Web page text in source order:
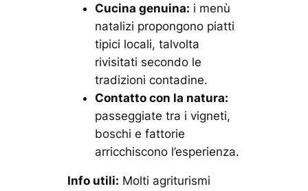
Cucina genuina: i menù
natalizi propongono piatti
tipici locali, talvolta
rivisitati secondo le
tradizioni contadine.
Contatto con la natura:
passeggiate tra i vigneti,
boschi e fattorie
arricchiscono l’esperienza.
Info utili: Molti agriturismi